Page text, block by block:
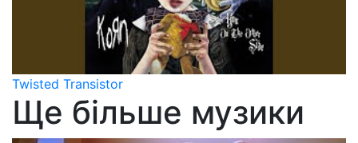
Twisted Transistor
Ще більше музики